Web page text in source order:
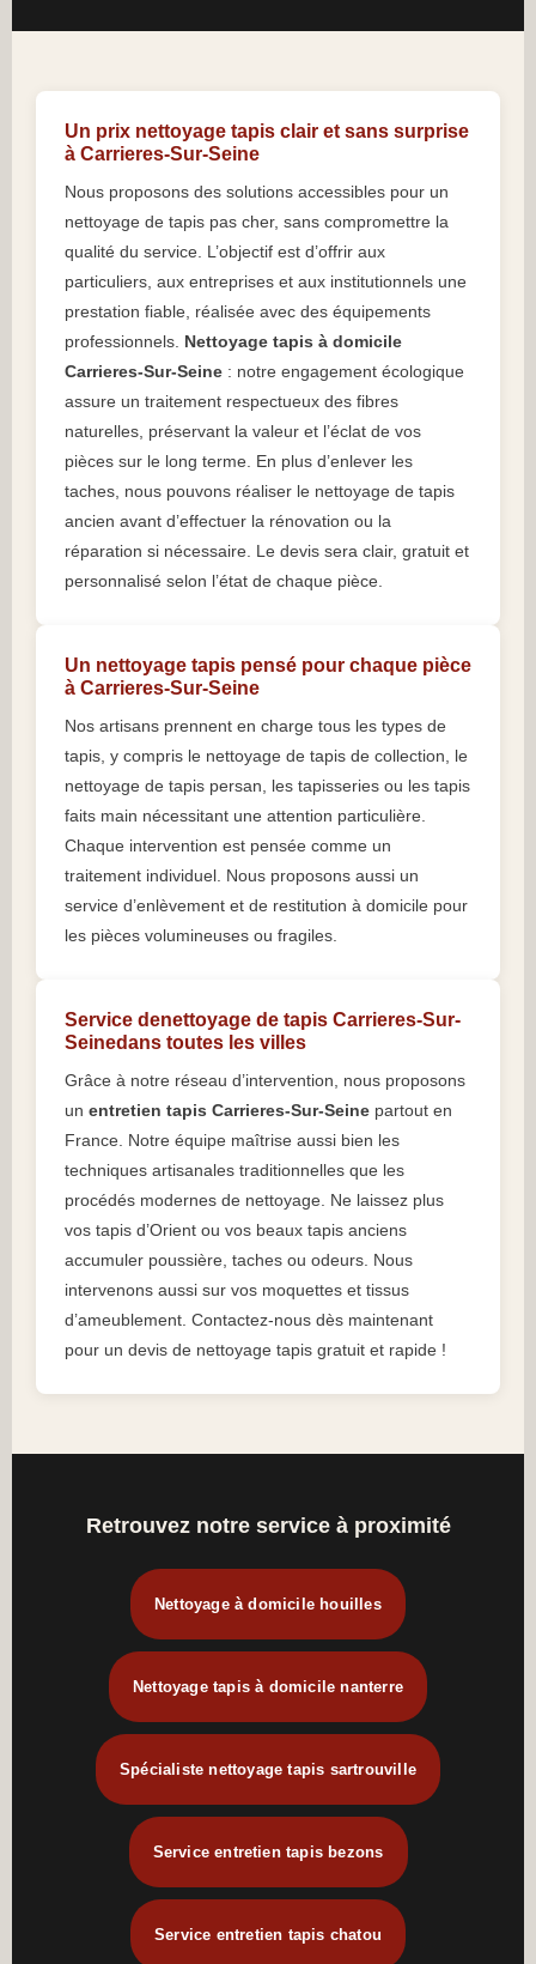
Un prix nettoyage tapis clair et sans surprise
à Carrieres-Sur-Seine
Nous proposons des solutions accessibles pour un
nettoyage de tapis pas cher, sans compromettre la
qualité du service. L’objectif est d’offrir aux
particuliers, aux entreprises et aux institutionnels une
prestation fiable, réalisée avec des équipements
professionnels. Nettoyage tapis à domicile
Carrieres-Sur-Seine : notre engagement écologique
assure un traitement respectueux des fibres
naturelles, préservant la valeur et l’éclat de vos
pièces sur le long terme. En plus d’enlever les
taches, nous pouvons réaliser le nettoyage de tapis
ancien avant d’effectuer la rénovation ou la
réparation si nécessaire. Le devis sera clair, gratuit et
personnalisé selon l’état de chaque pièce.
Un nettoyage tapis pensé pour chaque pièce
à Carrieres-Sur-Seine
Nos artisans prennent en charge tous les types de
tapis, y compris le nettoyage de tapis de collection, le
nettoyage de tapis persan, les tapisseries ou les tapis
faits main nécessitant une attention particulière.
Chaque intervention est pensée comme un
traitement individuel. Nous proposons aussi un
service d’enlèvement et de restitution à domicile pour
les pièces volumineuses ou fragiles.
Service denettoyage de tapis Carrieres-Sur-
Seinedans toutes les villes
Grâce à notre réseau d’intervention, nous proposons
un entretien tapis Carrieres-Sur-Seine partout en
France. Notre équipe maîtrise aussi bien les
techniques artisanales traditionnelles que les
procédés modernes de nettoyage. Ne laissez plus
vos tapis d’Orient ou vos beaux tapis anciens
accumuler poussière, taches ou odeurs. Nous
intervenons aussi sur vos moquettes et tissus
d’ameublement. Contactez-nous dès maintenant
pour un devis de nettoyage tapis gratuit et rapide !
Retrouvez notre service à proximité
Nettoyage à domicile houilles
Nettoyage tapis à domicile nanterre
Spécialiste nettoyage tapis sartrouville
Service entretien tapis bezons
Service entretien tapis chatou